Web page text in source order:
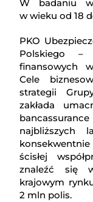
W badaniu
w wieku od 18
PKO
Polskiego –
finansowych
Cele
strategii
zakłada
najbliższych
konsekwentnie
ścisłej
znaleźć się
krajowym
2 mln polis.